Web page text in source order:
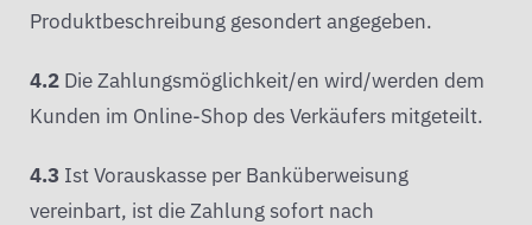
Produktbeschreibung gesondert angegeben.
4.2 Die Zahlungsmöglichkeit/en wird/werden dem
Kunden im Online-Shop des Verkäufers mitgeteilt.
4.3 Ist Vorauskasse per Banküberweisung
vereinbart, ist die Zahlung sofort nach